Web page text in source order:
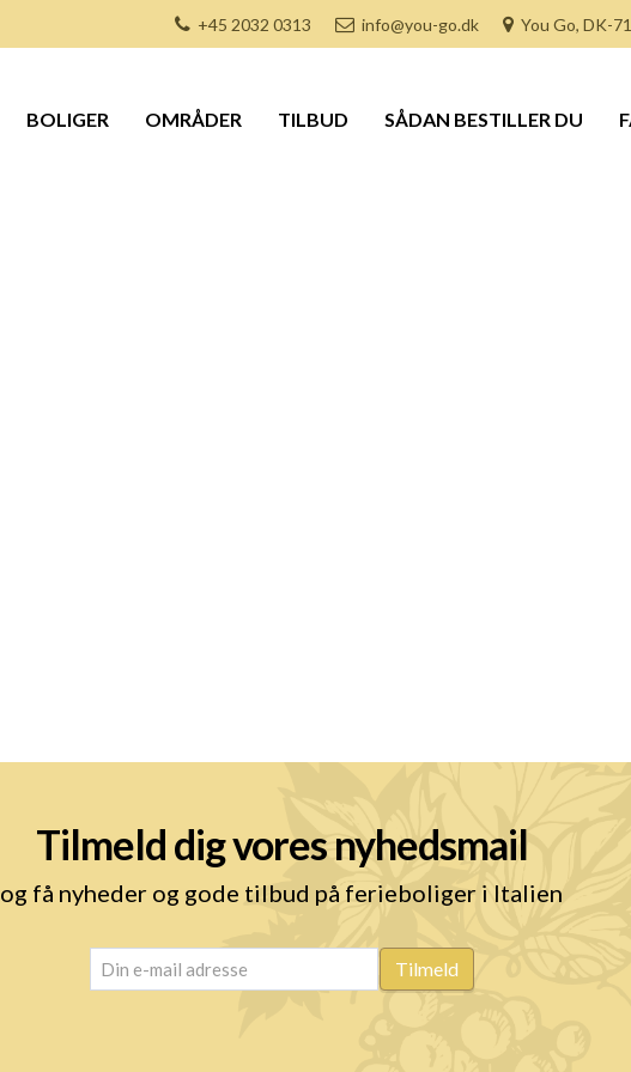
+45 2032 0313 info@you-go.dk You Go, DK-
BOLIGER OMRÅDER TILBUD SÅDAN BESTILLER DU
Tilmeld dig vores nyhedsmail
og få nyheder og gode tilbud på ferieboliger i Italien
(Påkrævet)